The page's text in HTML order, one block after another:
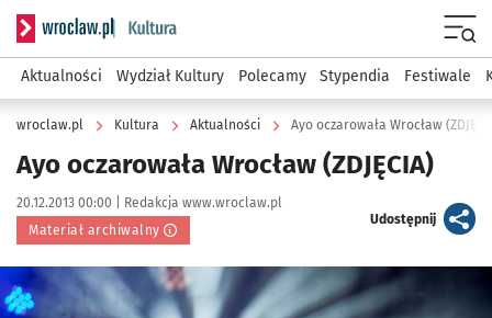
Serwis informacyjny wroclaw.pl podserwis: Kultura
Aktualności Wydział Kultury Polecamy Stypendia Festiwale
wroclaw.pl Kultura Aktualności Ayo oczarowała Wrocław
Ayo oczarowała Wrocław (ZDJĘCIA)
Data publikacji:
20.12.2013 00:00 | Autor:
Redakcja www.wroclaw.pl
Materiał archiwalny
Udostępnijartykuł
Kliknij, aby powiększyć